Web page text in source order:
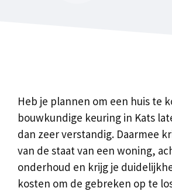
Heb je plannen om een huis te
bouwkundige keuring in Kats
dan zeer verstandig. Daarmee
van de staat van een woning,
onderhoud en krijg je
kosten om de gebreken op te